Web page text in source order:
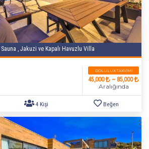
4 Kişi Beğen
Sauna , Jakuzi ve Kapalı Havuzlu Villa
DOLULUK TAKVIMI
45,000 ~ 85,000
Aralığında